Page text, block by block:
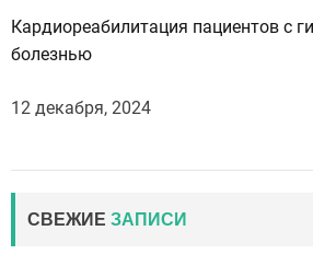
Кардиореабилитация пациентов с
болезнью
12 декабря, 2024
СВЕЖИЕ ЗАПИСИ